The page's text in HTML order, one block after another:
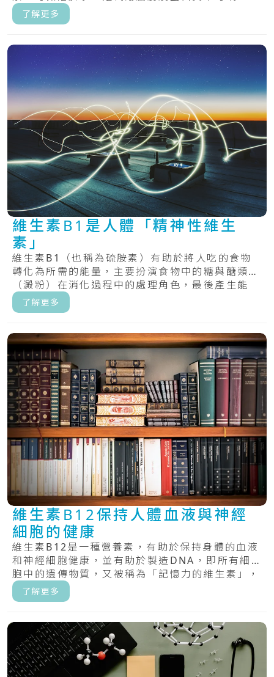
了解更多
維生素B1是人體「精神性維生
素」
維生素B1（也稱為硫胺素）有助於將人吃的食物
轉化為所需的能量，主要扮演食物中的糖與醣類
（澱粉）在消化過程中的處理角色，最後產生能
量。.....
了解更多
維生素B12保持人體血液與神經
細胞的健康
維生素B12是一種營養素，有助於保持身體的血液
和神經細胞健康，並有助於製造DNA，即所有細
胞中的遺傳物質，又被稱為「記憶力的維生素」，
具.....
了解更多